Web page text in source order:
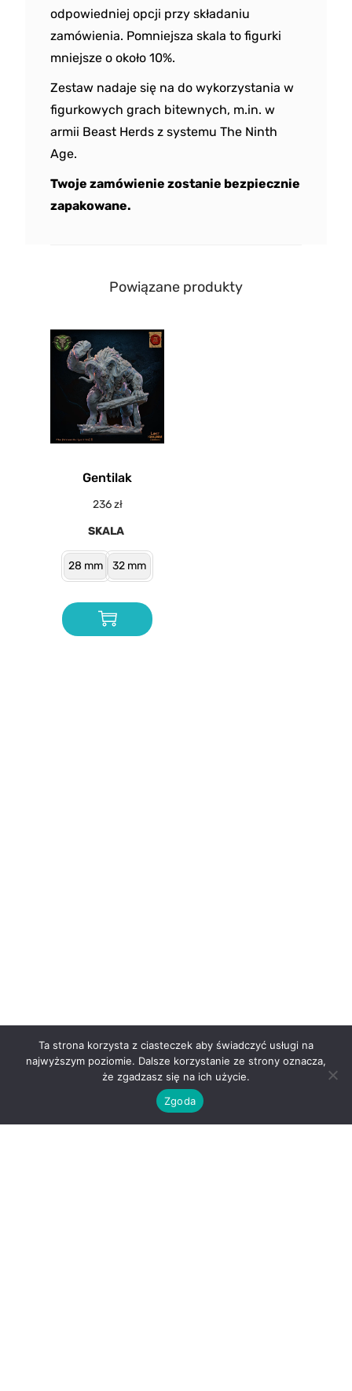
odpowiedniej opcji przy składaniu
zamówienia. Pomniejsza skala to figurki
mniejsze o około 10%.
Zestaw nadaje się na do wykorzystania w
figurkowych grach bitewnych, m.in. w
armii Beast Herds z systemu The Ninth
Age.
Twoje zamówienie zostanie bezpiecznie
zapakowane.
Powiązane produkty
Gentilak
236zł
SKALA
28 mm 32 mm
Ta strona korzysta z ciasteczek aby świadczyć usługi na
najwyższym poziomie. Dalsze korzystanie ze strony oznacza,
że zgadzasz się na ich użycie.
Zgoda